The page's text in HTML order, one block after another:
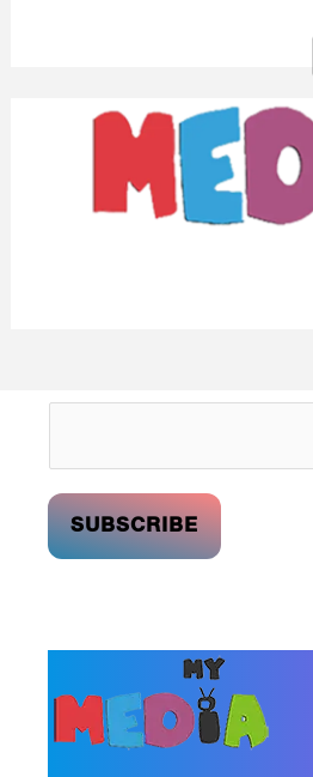
SUBSCRIBE